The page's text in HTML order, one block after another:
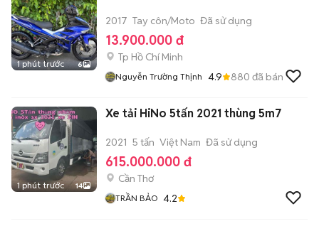
1 phút trước 6
2017 Tay côn/Moto Đã sử dụng
13.900.000 đ
Tp Hồ Chí Minh
Nguyễn Trường Thịnh 4.9 880 đã bán
1 phút trước 14
Xe tải HiNo 5tấn 2021 thùng 5m7
2021 5 tấn Việt Nam Đã sử dụng
615.000.000 đ
Cần Thơ
TRẦN BẢO 4.2